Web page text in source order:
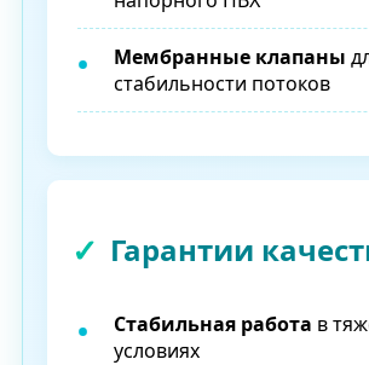
Мембранные клапаны
стабильности потоков
Гарантии
Стабильная работа в
условиях